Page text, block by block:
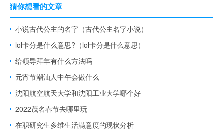
猜你想看的文章
小说古代公主的名字（古代公主名字小说）
lol卡分是什么意思?（lol卡分是什么意思）
给领导拜年有什么方法吗
元宵节潮汕人中午会做什么
沈阳航空航天大学和沈阳工业大学哪个好
2022茂名春节去哪里玩
在职研究生多维生活满意度的现状分析